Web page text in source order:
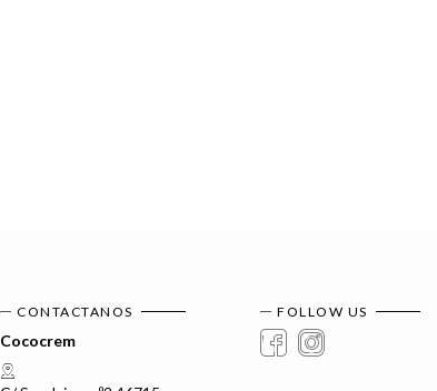
CONTACTANOS
Cococrem
FOLLOW US